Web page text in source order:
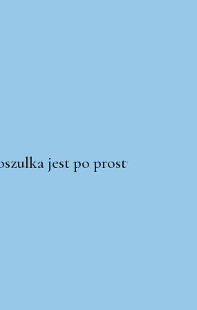
jest po prostu